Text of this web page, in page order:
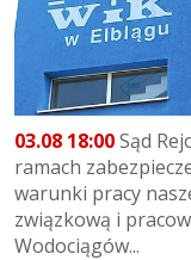
03.08 18:00Sąd
ramach
warunki pracy
związkową i
Wodociągów...